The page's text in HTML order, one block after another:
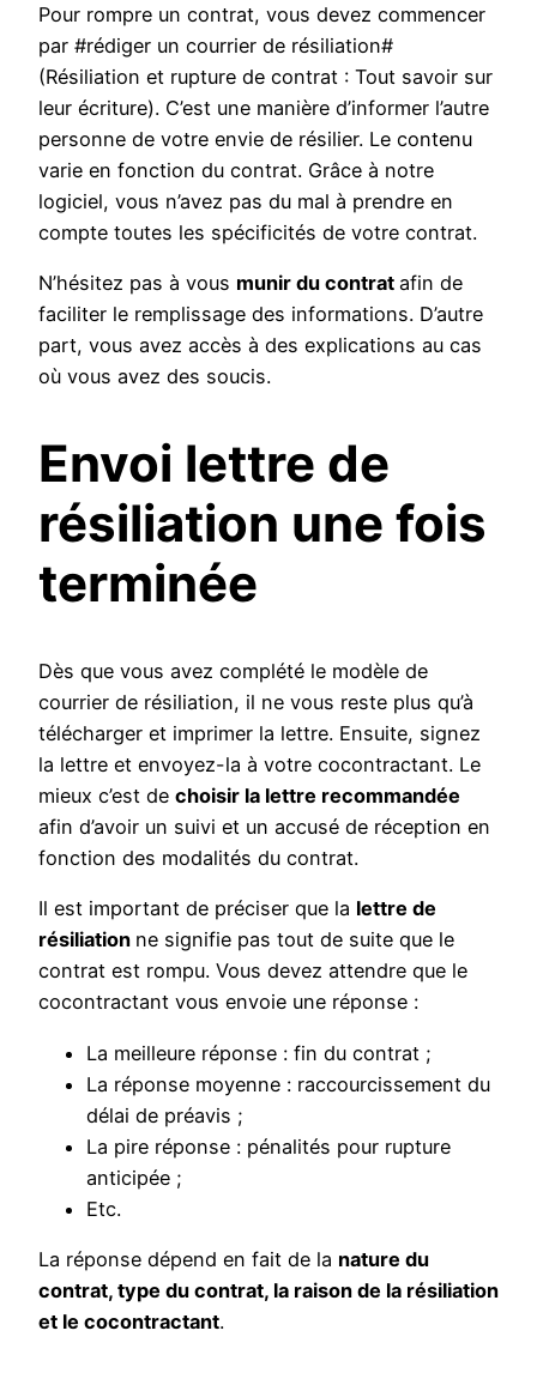
Pour rompre un contrat, vous devez commencer
par #rédiger un courrier de résiliation#
(Résiliation et rupture de contrat : Tout savoir sur
leur écriture). C’est une manière d’informer l’autre
personne de votre envie de résilier. Le contenu
varie en fonction du contrat. Grâce à notre
logiciel, vous n’avez pas du mal à prendre en
compte toutes les spécificités de votre contrat.
N’hésitez pas à vous munir du contrat afin de
faciliter le remplissage des informations. D’autre
part, vous avez accès à des explications au cas
où vous avez des soucis.
Envoi lettre de
résiliation une fois
terminée
Dès que vous avez complété le modèle de
courrier de résiliation, il ne vous reste plus qu’à
télécharger et imprimer la lettre. Ensuite, signez
la lettre et envoyez-la à votre cocontractant. Le
mieux c’est de choisir la lettre recommandée
afin d’avoir un suivi et un accusé de réception en
fonction des modalités du contrat.
Il est important de préciser que la lettre de
résiliation ne signifie pas tout de suite que le
contrat est rompu. Vous devez attendre que le
cocontractant vous envoie une réponse :
La meilleure réponse : fin du contrat ;
La réponse moyenne : raccourcissement du
délai de préavis ;
La pire réponse : pénalités pour rupture
anticipée ;
Etc.
La réponse dépend en fait de la nature du
contrat, type du contrat, la raison de la résiliation
et le cocontractant.